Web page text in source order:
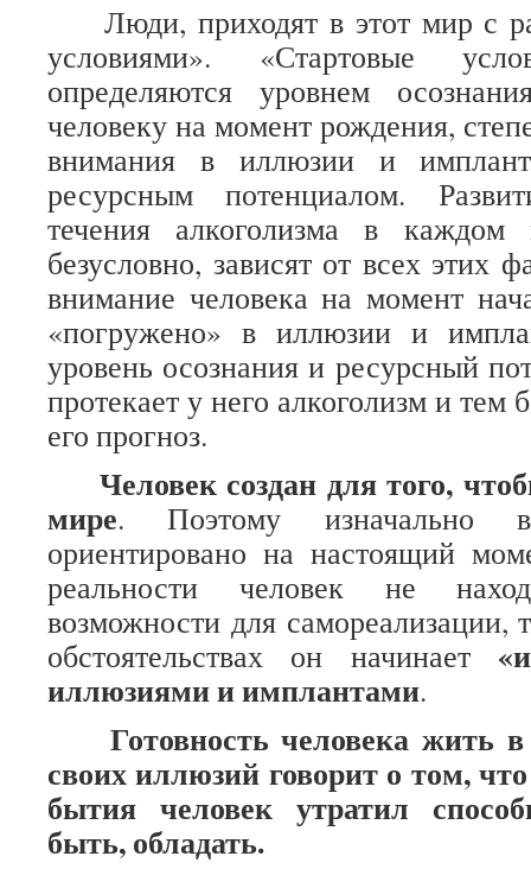
Люди, приходят в этот мир с
условиями». «Стартовые
определяются уровнем
человеку на момент рождения,
внимания в иллюзии и
ресурсным потенциалом.
течения алкоголизма в каждом
безусловно, зависят от всех этих
внимание человека на момент
«погружено» в иллюзии и
уровень осознания и ресурсный
протекает у него алкоголизм и тем
его прогноз.
Человек создан для того,
мире. Поэтому изначально
ориентировано на настоящий
реальности человек не
возможности для самореализации,
обстоятельствах он начинает
иллюзиями и имплантами.
Готовность человека жить
своих иллюзий говорит о том,
бытия человек утратил
быть, обладать.